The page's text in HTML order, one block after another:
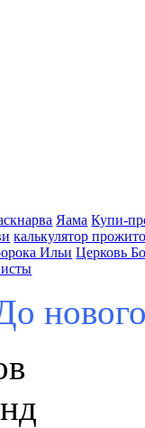
Яама Купи-
калькулятор
Ильи Церковь